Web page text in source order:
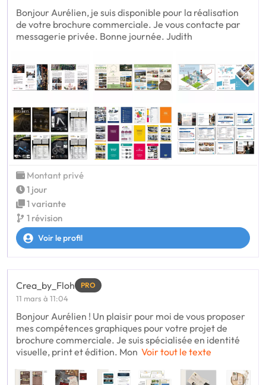
Bonjour Aurélien, je suis disponible pour la réalisation
de votre brochure commerciale. Je vous contacte par
messagerie privée. Bonne journée. Judith
Montant privé
1 jour
1 variante
1 révision
Voir le profil
Crea_by_Floh PRO
11 mars à 11:04
Bonjour Aurélien ! Un plaisir pour moi de vous proposer
mes compétences graphiques pour votre projet de
brochure commerciale. Je suis spécialisée en identité
visuelle, print et édition. Mon Voir tout le texte